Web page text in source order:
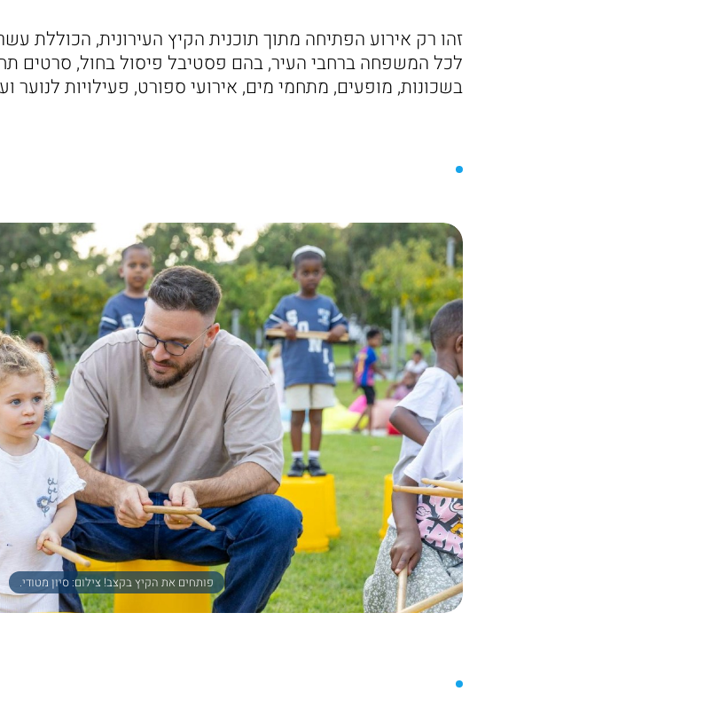
זהו רק אירוע הפתיחה מתוך תוכנית הקיץ העירונית, הכוללת
לכל המשפחה ברחבי העיר, בהם פסטיבל פיסול בחול, סרטים
בשכונות, מופעים, מתחמי מים, אירועי ספורט, פעילויות לנוער
פותחים את הקיץ בקצב! צילום: סיון מטודי.